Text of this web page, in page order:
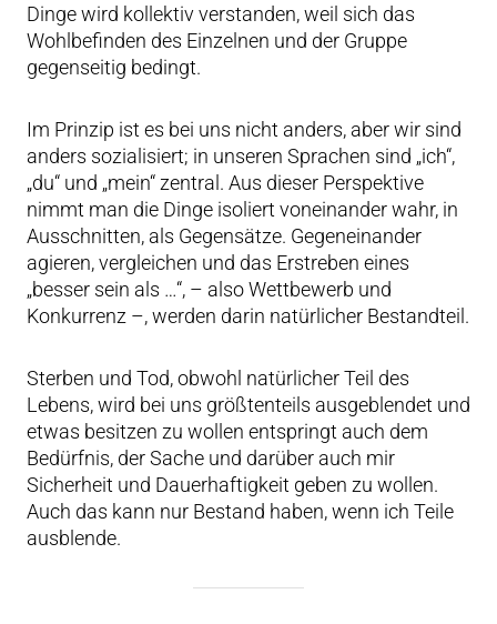
Dinge wird kollektiv verstanden, weil sich das
Wohlbefinden des Einzelnen und der Gruppe
gegenseitig bedingt.
Im Prinzip ist es bei uns nicht anders, aber wir sind
anders sozialisiert; in unseren Sprachen sind „ich“,
„du“ und „mein“ zentral. Aus dieser Perspektive
nimmt man die Dinge isoliert voneinander wahr, in
Ausschnitten, als Gegensätze. Gegeneinander
agieren, vergleichen und das Erstreben eines
„besser sein als …“, – also Wettbewerb und
Konkurrenz –, werden darin natürlicher Bestandteil.
Sterben und Tod, obwohl natürlicher Teil des
Lebens, wird bei uns größtenteils ausgeblendet und
etwas besitzen zu wollen entspringt auch dem
Bedürfnis, der Sache und darüber auch mir
Sicherheit und Dauerhaftigkeit geben zu wollen.
Auch das kann nur Bestand haben, wenn ich Teile
ausblende.